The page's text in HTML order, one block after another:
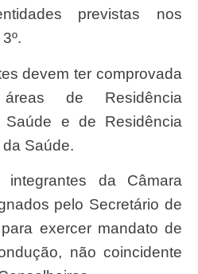
previstas nos
devem ter comprovada
de Residência
Saúde e de Residência
Saúde.
da Câmara
pelo Secretário de
exercer mandato de
não coincidente